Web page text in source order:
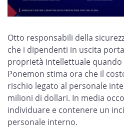
Otto responsabili della
che i dipendenti in uscita
proprietà intellettuale quando
Ponemon stima ora che il
rischio legato al personale
milioni di dollari. In media
individuare e contenere un
personale interno.